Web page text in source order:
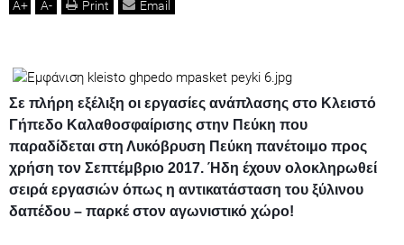
A+ A- Print Email
Σε πλήρη εξέλιξη οι εργασίες ανάπλασης στο Κλειστό
Γήπεδο Καλαθοσφαίρισης στην Πεύκη που
παραδίδεται στη Λυκόβρυση Πεύκη πανέτοιμο προς
χρήση τον Σεπτέμβριο 2017. Ήδη έχουν ολοκληρωθεί
σειρά εργασιών όπως η αντικατάσταση του ξύλινου
δαπέδου – παρκέ στον αγωνιστικό χώρο!